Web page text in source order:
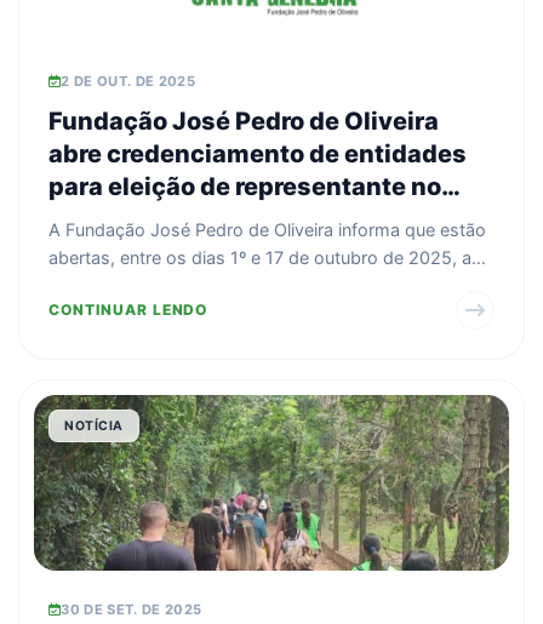
2 DE OUT. DE 2025
Fundação José Pedro de Oliveira
abre credenciamento de entidades
para eleição de representante no
Conselho de Administração
A Fundação José Pedro de Oliveira informa que estão
abertas, entre os dias 1º e 17 de outubro de 2025, as
CONTINUAR LENDO
NOTÍCIA
30 DE SET. DE 2025